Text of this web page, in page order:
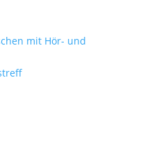
mit Hör- und